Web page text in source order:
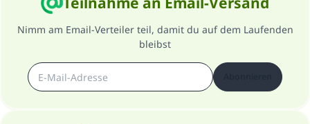
Nimm am Email-Verteiler teil, damit du auf dem Laufenden
bleibst